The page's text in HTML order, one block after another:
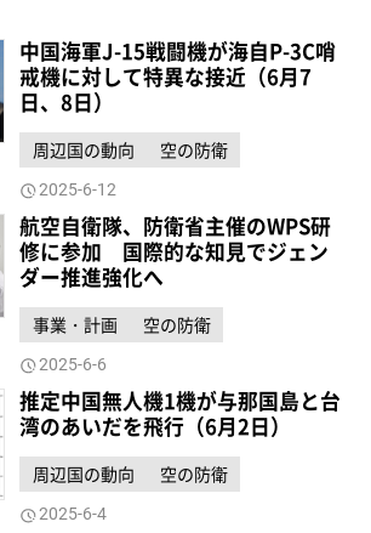
中国海軍J-15戦闘機が海自P-3C哨
戒機に対して特異な接近（6月7
日、8日）
周辺国の動向 空の防衛
2025-6-12
航空自衛隊、防衛省主催のWPS研
修に参加 国際的な知見でジェン
ダー推進強化へ
事業・計画 空の防衛
2025-6-6
推定中国無人機1機が与那国島と台
湾のあいだを飛行（6月2日）
周辺国の動向 空の防衛
2025-6-4